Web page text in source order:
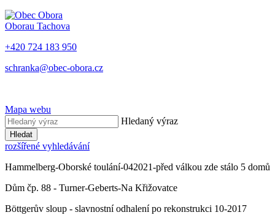
Oborau Tachova
+420 724 183 950
schranka@obec-obora.cz
Mapa webu
Hledaný výraz
Hledat
rozšířené vyhledávání
Hammelberg-Oborské toulání-042021-před válkou zde stálo 5 domů
Dům čp. 88 - Turner-Geberts-Na Křižovatce
Böttgerův sloup - slavnostní odhalení po rekonstrukci 10-2017